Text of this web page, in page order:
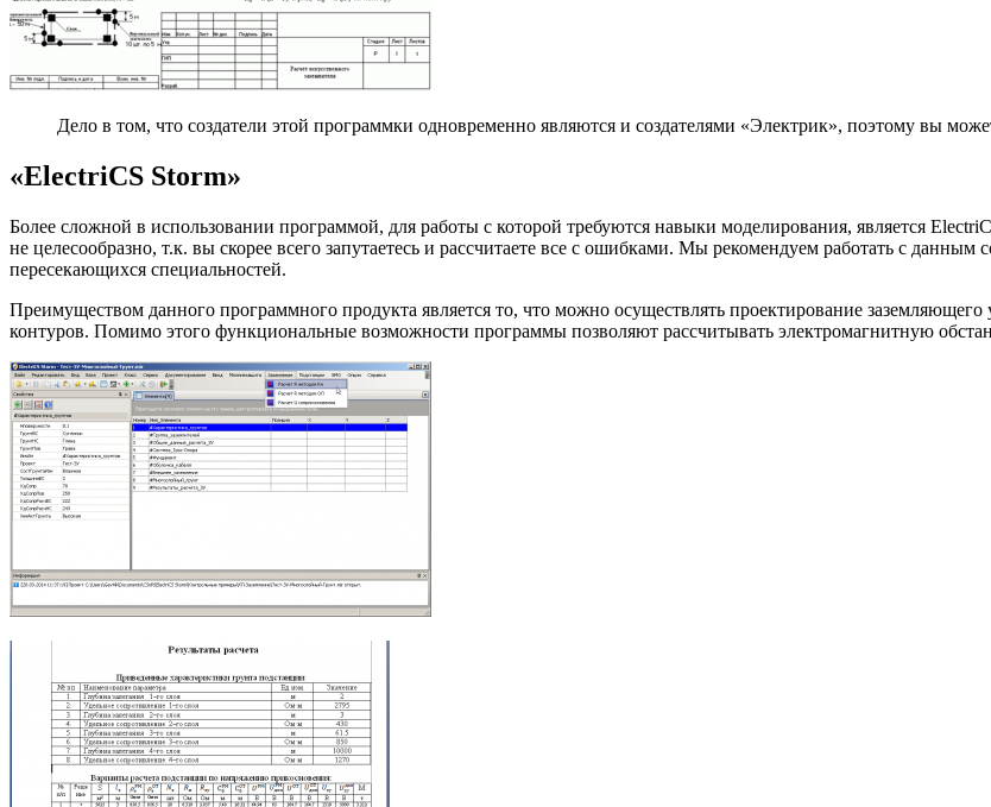
Дело в том, что создатели этой программки одновременно являются и создателями «Электрик», поэтому вы
«ElectriCS Storm»
Более сложной в использовании программой, для работы с которой требуются навыки моделирования, является
не целесообразно, т.к. вы скорее всего запутаетесь и рассчитаете все с ошибками. Мы рекомендуем работать с
пересекающихся специальностей.
Преимуществом данного программного продукта является то, что можно осуществлять проектирование
контуров. Помимо этого функциональные возможности программы позволяют рассчитывать электромагнитную